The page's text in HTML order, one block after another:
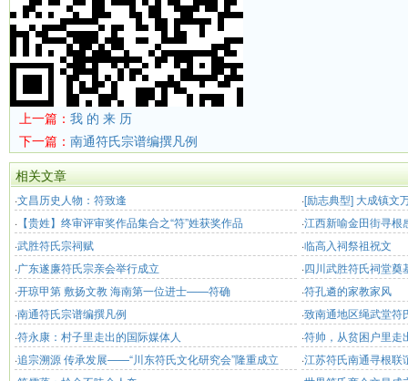
上一篇： 我 的 来 历
下一篇： 南通符氏宗谱编撰凡例
相关文章
·文昌历史人物：符致逢 ·[励志典型] 大成镇文
出务工 “靠双手我也
· 【贵姓】终审评审奖作品集合之“符”姓获奖作品 ·江西新喻金田街寻根
·武胜符氏宗祠赋 ·临高入祠祭祖祝文
·广东遂廉符氏宗亲会举行成立 ·四川武胜符氏祠堂奠
·开琼甲第 敷扬文教 海南第一位进士——符确 ·符孔遴的家教家风
·南通符氏宗谱编撰凡例 ·致南通地区绳武堂符
·符永康：村子里走出的国际媒体人 ·符帅，从贫困户里走
·追宗溯源 传承发展——“川东符氏文化研究会”隆重成立 ·江苏符氏南通寻根联